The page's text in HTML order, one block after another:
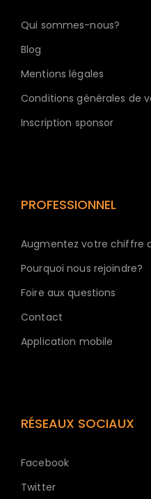
Qui sommes-nous?
Blog
Mentions légales
Conditions générales de
Inscription sponsor
PROFESSIONNEL
Augmentez votre chiffre
Pourquoi nous rejoindre?
Foire aux questions
Contact
Application mobile
RÉSEAUX SOCIAUX
Facebook
Twitter